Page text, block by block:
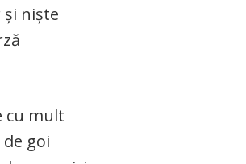
niște
cu mult
goi